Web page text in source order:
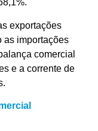
exportações
as importações
comercial
e a corrente de